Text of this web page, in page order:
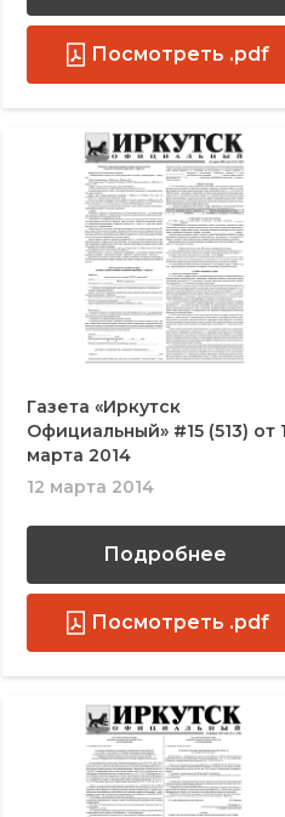
Посмотреть .pdf
Газета «Иркутск
Официальный» #15 (513) от
марта 2014
12 марта 2014
Подробнее
Посмотреть .pdf